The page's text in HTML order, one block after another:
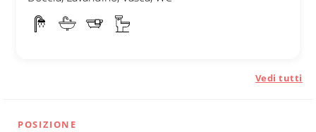
Vedi tutti
POSIZIONE